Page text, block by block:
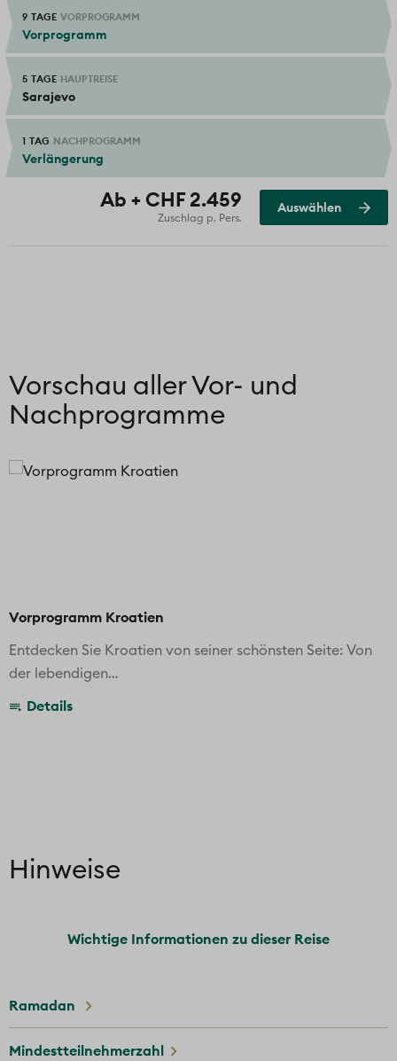
9 TAGE VORPROGRAMM
Vorprogramm
5 TAGE HAUPTREISE
Sarajevo
1 TAG NACHPROGRAMM
Verlängerung
Ab + CHF 2.459
Zuschlag p. Pers.
Auswählen
Vorschau aller Vor- und
Nachprogramme
Vorprogramm Kroatien
Entdecken Sie Kroatien von seiner schönsten Seite: Von
der lebendigen…
Details
Hinweise
Wichtige Informationen zu dieser Reise
Ramadan
Mindestteilnehmerzahl